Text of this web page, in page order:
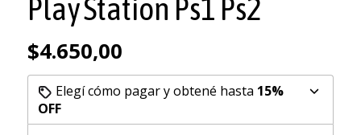
Play Station Ps1 Ps2
$4.650,00
Elegí cómo pagar y obtené hasta 15%
OFF